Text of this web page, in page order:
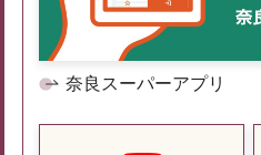
奈良スーパーアプリ